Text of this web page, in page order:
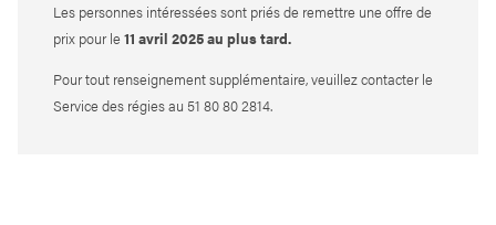
Les personnes intéressées sont priés de remettre une offre de
prix pour le11 avril 2025 au plus tard.
Pour tout renseignement supplémentaire, veuillez contacter le
Service des régies au 51 80 80 2814.